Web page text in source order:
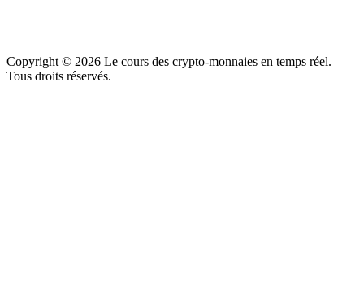
Copyright © 2026 Le cours des crypto-monnaies en temps réel.
Tous droits réservés.